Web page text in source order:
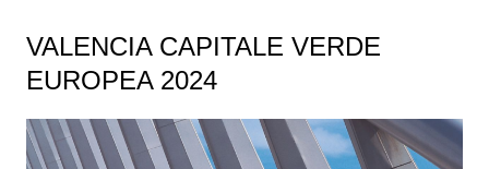
VALENCIA CAPITALE VERDE
EUROPEA 2024